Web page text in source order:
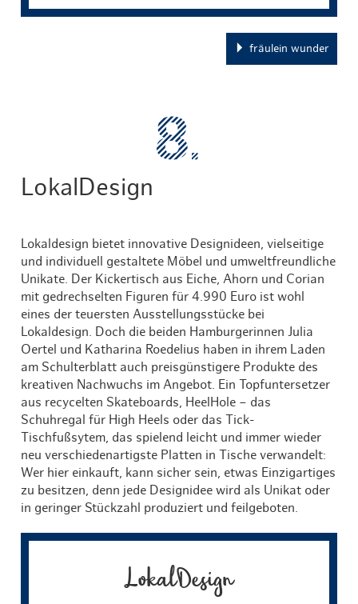
fräulein wunder
LokalDesign
Lokaldesign bietet innovative Designideen, vielseitige
und individuell gestaltete Möbel und umweltfreundliche
Unikate. Der Kickertisch aus Eiche, Ahorn und Corian
mit gedrechselten Figuren für 4.990 Euro ist wohl
eines der teuersten Ausstellungsstücke bei
Lokaldesign. Doch die beiden Hamburgerinnen Julia
Oertel und Katharina Roedelius haben in ihrem Laden
am Schulterblatt auch preisgünstigere Produkte des
kreativen Nachwuchs im Angebot. Ein Topfuntersetzer
aus recycelten Skateboards, HeelHole – das
Schuhregal für High Heels oder das Tick-
Tischfußsytem, das spielend leicht und immer wieder
neu verschiedenartigste Platten in Tische verwandelt:
Wer hier einkauft, kann sicher sein, etwas Einzigartiges
zu besitzen, denn jede Designidee wird als Unikat oder
in geringer Stückzahl produziert und feilgeboten.
LokalDesign